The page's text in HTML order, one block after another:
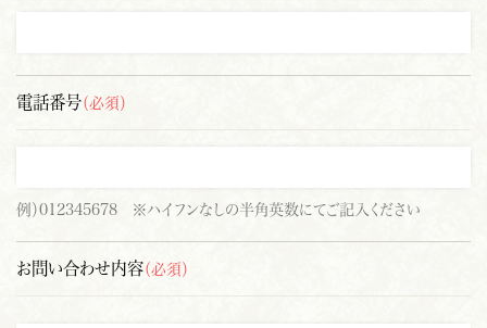
電話番号（必須）
例）012345678 ※ハイフンなしの半角英数にてご記入ください
お問い合わせ内容（必須）